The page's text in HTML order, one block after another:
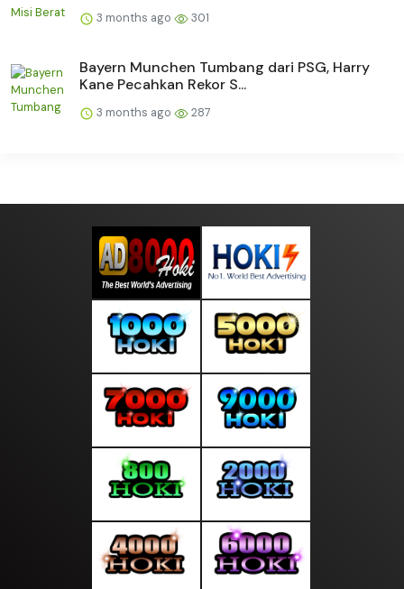
3 months ago 301
Bayern Munchen Tumbang dari PSG, Harry
Kane Pecahkan Rekor S...
3 months ago 287